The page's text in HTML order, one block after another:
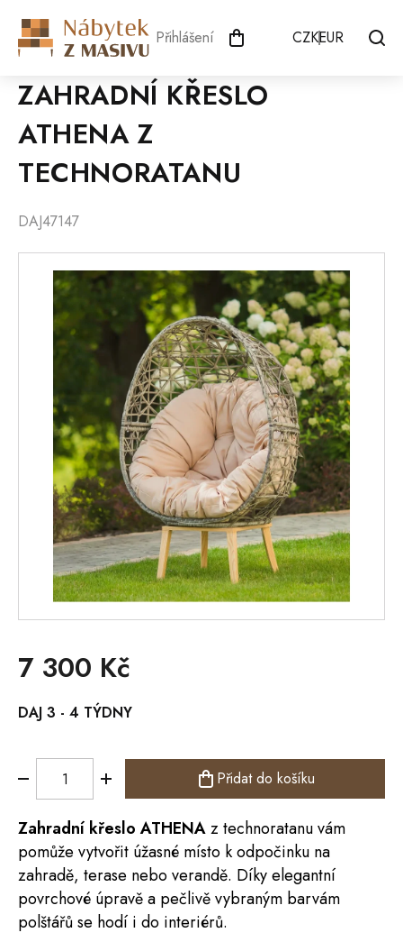
obsah
Přihlášení CZKEUR
ZAHRADNÍ KŘESLO
ATHENA Z
TECHNORATANU
DAJ47147
7 300 Kč
Měrná
cena:
DAJ 3 - 4 TÝDNY
Přidat do košíku
Zahradní křeslo ATHENAz technoratanu vám
pomůže vytvořit úžasné místo k odpočinku na
zahradě, terase nebo verandě. Díky elegantní
povrchové úpravě a pečlivě vybraným barvám
polštářů se hodí i do interiérů.